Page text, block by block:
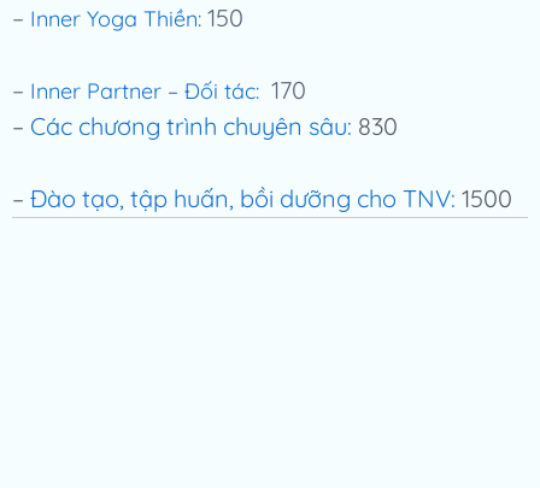
– Inner Yoga Thiền: 150
– Inner Partner – Đối tác: 170
– Các chương trình chuyên sâu: 830
– Đào tạo, tập huấn, bồi dưỡng cho TNV: 1500